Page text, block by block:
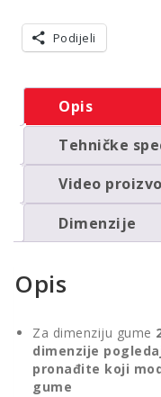
količina
Podijeli
Opis
Tehničke
Video
Dimenzije
Opis
Za dimenziju gume
dimenzije
pronađite koji
gume